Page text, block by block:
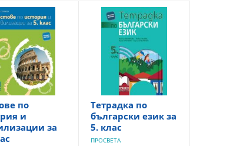
по
и
за
Тетрадка по
български език за
5. клас
ПРОСВЕТА